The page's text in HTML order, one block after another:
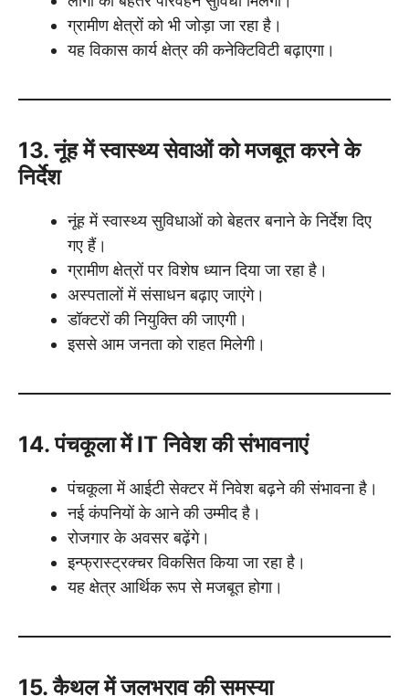
ग्रामीण क्षेत्रों को भी जोड़ा जा रहा है।
यह विकास कार्य क्षेत्र की कनेक्टिविटी बढ़ाएगा।
13. नूंह में स्वास्थ्य सेवाओं को मजबूत करने के
निर्देश
नूंह में स्वास्थ्य सुविधाओं को बेहतर बनाने के निर्देश दिए
गए हैं।
ग्रामीण क्षेत्रों पर विशेष ध्यान दिया जा रहा है।
अस्पतालों में संसाधन बढ़ाए जाएंगे।
डॉक्टरों की नियुक्ति की जाएगी।
इससे आम जनता को राहत मिलेगी।
14. पंचकूला में IT निवेश की संभावनाएं
पंचकूला में आईटी सेक्टर में निवेश बढ़ने की संभावना है।
नई कंपनियों के आने की उम्मीद है।
रोजगार के अवसर बढ़ेंगे।
इन्फ्रास्ट्रक्चर विकसित किया जा रहा है।
यह क्षेत्र आर्थिक रूप से मजबूत होगा।
15. कैथल में जलभराव की समस्या